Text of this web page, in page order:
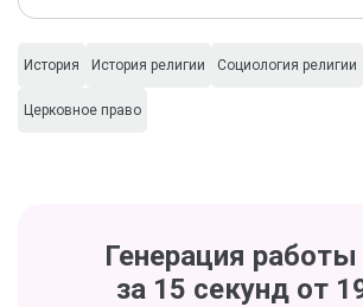
История История религии Социология религии
Церковное право
Генерация
за 15 секунд от